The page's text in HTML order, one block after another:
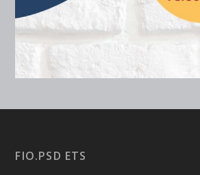
FIO.PSD ETS